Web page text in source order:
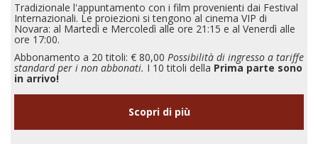
Tradizionale l'appuntamento con i film provenienti dai Festival
Internazionali. Le proiezioni si tengono al cinema VIP di
Novara: al Martedì e Mercoledì alle ore 21:15 e al Venerdì alle
ore 17:00.
Abbonamento a 20 titoli: € 80,00 Possibilità di ingresso a tariffe
standard per i non abbonati. I 10 titoli della Prima parte sono
in arrivo!
Scopri di più